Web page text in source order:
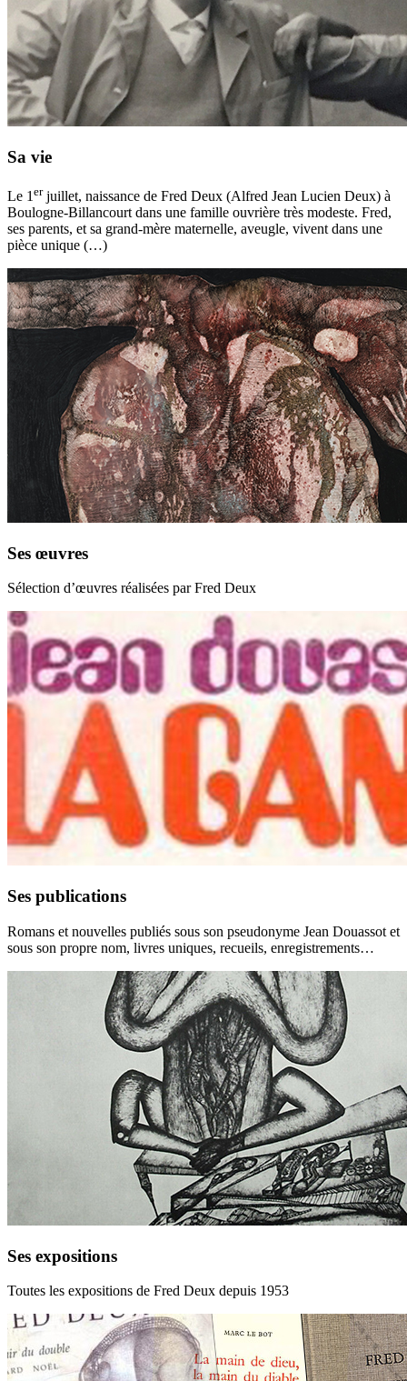
Sa vie
Le 1 erjuillet, naissance de Fred Deux (Alfred Jean Lucien Deux) à
Boulogne-Billancourt dans une famille ouvrière très modeste. Fred,
ses parents, et sa grand-mère maternelle, aveugle, vivent dans une
pièce unique (…)
Ses œuvres
Sélection d’œuvres réalisées par Fred Deux
Ses publications
Romans et nouvelles publiés sous son pseudonyme Jean Douassot et
sous son propre nom, livres uniques, recueils, enregistrements…
Ses expositions
Toutes les expositions de Fred Deux depuis 1953